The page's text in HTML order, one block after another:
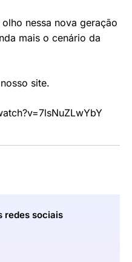
nessa nova geração
mais o cenário da
site.
redes sociais